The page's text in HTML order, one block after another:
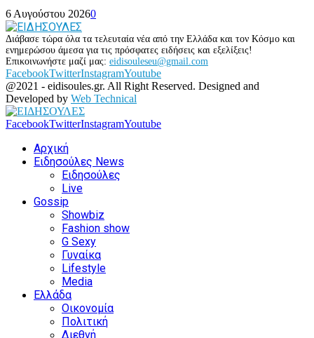
6 Αυγούστου 20260
Διάβασε τώρα όλα τα τελευταία νέα από την Ελλάδα και τον Κόσμο και
ενημερώσου άμεσα για τις πρόσφατες ειδήσεις και εξελίξεις!
Επικοινωνήστε μαζί μας: eidisouleseu@gmail.com
FacebookTwitterInstagramYoutube
@2021 - eidisoules.gr. All Right Reserved. Designed and
Developed by Web Technical
FacebookTwitterInstagramYoutube
Αρχική
Ειδησούλες News
Ειδησούλες
Live
Gossip
Showbiz
Fashion show
G Sexy
Γυναίκα
Lifestyle
Media
Ελλάδα
Οικονομία
Πολιτική
Διεθνή